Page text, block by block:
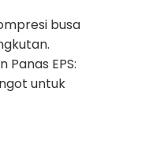
busa
Panas EPS:
untuk